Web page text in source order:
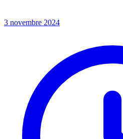
3 novembre 2024